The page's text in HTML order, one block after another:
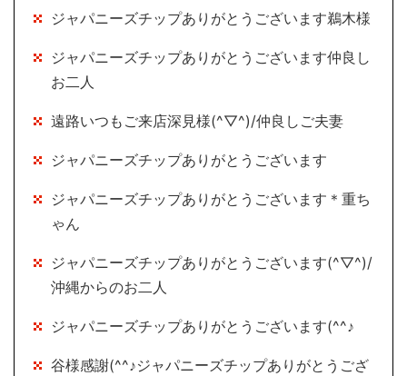
ジャパニーズチップありがとうございます鵜木様
ジャパニーズチップありがとうございます仲良し
お二人
遠路いつもご来店深見様(^▽^)/仲良しご夫妻
ジャパニーズチップありがとうございます
ジャパニーズチップありがとうございます＊重ち
ゃん
ジャパニーズチップありがとうございます(^▽^)/
沖縄からのお二人
ジャパニーズチップありがとうございます(^^♪
谷様感謝(^^♪ジャパニーズチップありがとうござ